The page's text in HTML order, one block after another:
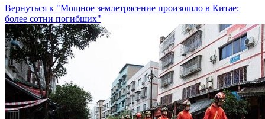
Вернуться к "Мощное землетрясение произошло в Китае:
более сотни погибших"